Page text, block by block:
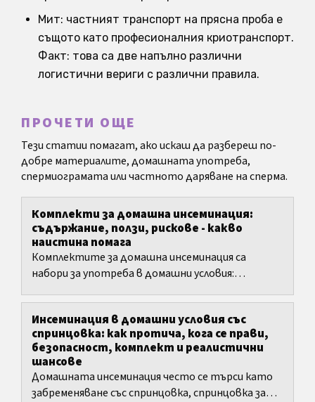
Мит: частният транспорт на прясна проба е
същото като професионалния криотранспорт.
Факт: това са две напълно различни
логистични вериги с различни правила.
ПРОЧЕТИ ОЩЕ
Тези статии помагат, ако искаш да разбереш по-
добре материалите, домашната употреба,
спермиограмата или частното даряване на сперма.
Комплекти за домашна инсеминация:
съдържание, ползи, рискове - какво
наистина помага
Комплектите за домашна инсеминация са
набори за употреба в домашни условия:
шийката на матката.
Инсеминация в домашни условия със
спринцовка: как протича, кога се прави,
безопасност, комплект и реалистични
шансове
Домашната инсеминация често се търси като
забременяване със спринцовка, спринцовка за